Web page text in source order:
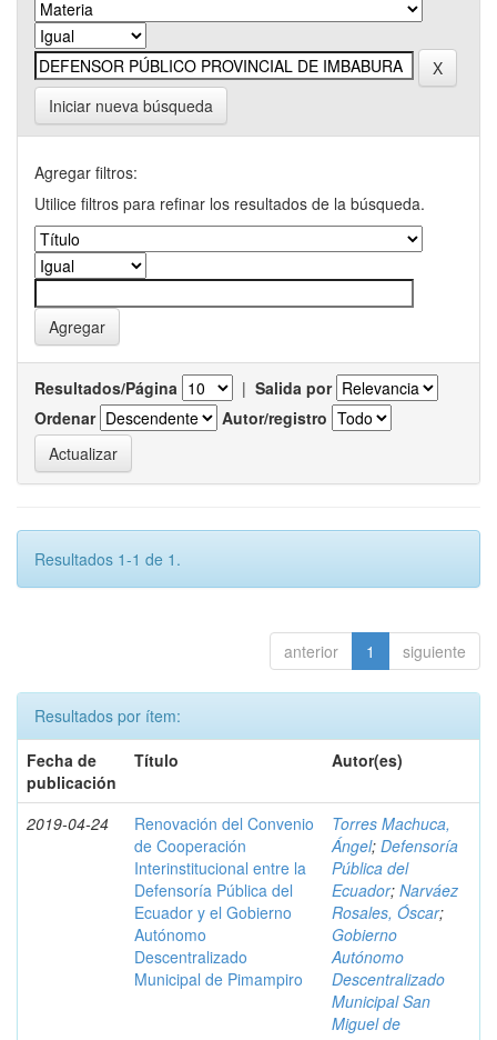
Iniciar nueva búsqueda
Agregar filtros:
Utilice filtros para refinar los resultados de la búsqueda.
Resultados/Página | Salida por
Ordenar
Autor/registro
Resultados 1-1 de 1.
anterior 1 siguiente
Resultados por ítem:
Fecha de
publicación
Título Autor(es)
2019-04-24
Renovación del Convenio
de Cooperación
Interinstitucional entre la
Defensoría Pública del
Ecuador y el Gobierno
Autónomo
Descentralizado
Municipal de Pimampiro
Torres Machuca,
Ángel; Defensoría
Pública del
Ecuador; Narváez
Rosales, Óscar;
Gobierno
Autónomo
Descentralizado
Municipal San
Miguel de